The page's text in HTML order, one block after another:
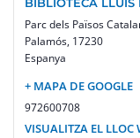
BIBLIOTECA
Parc dels Països
Palamós, 17230
Espanya
+ MAPA DE GOOGLE
972600708
VISUALITZA EL LLOC